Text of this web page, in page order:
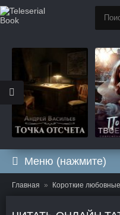
Меню (нажмите)
Главная Короткие